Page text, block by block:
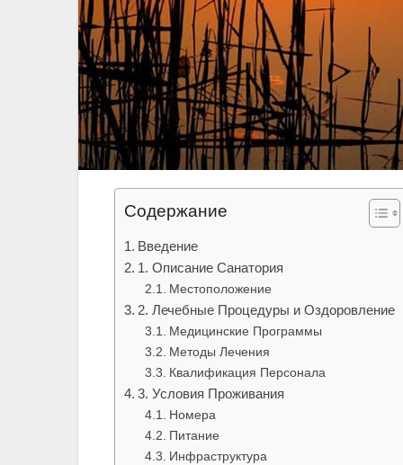
Содержание
Введение
1. Описание Санатория
Местоположение
2. Лечебные Процедуры и Оздоровление
Медицинские Программы
Методы Лечения
Квалификация Персонала
3. Условия Проживания
Номера
Питание
Инфраструктура